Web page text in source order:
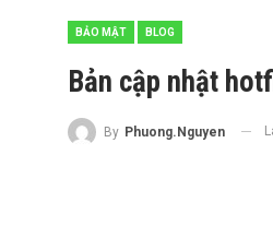
BẢO MẬT BLOG
Bản cập nhật
By Phuong.Nguyen